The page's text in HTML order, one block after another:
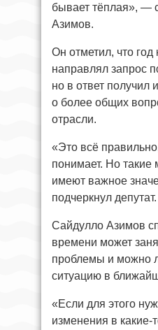
бывает тёплая», —
Азимов.
Он отметил, что год
направлял запрос
но в ответ
о более общих
отрасли.
«Это всё
понимает. Но такие
имеют важное
подчеркнул депутат.
Сайдулло Азимов
времени может
проблемы и можно
ситуацию в
«Если для этого
изменения в